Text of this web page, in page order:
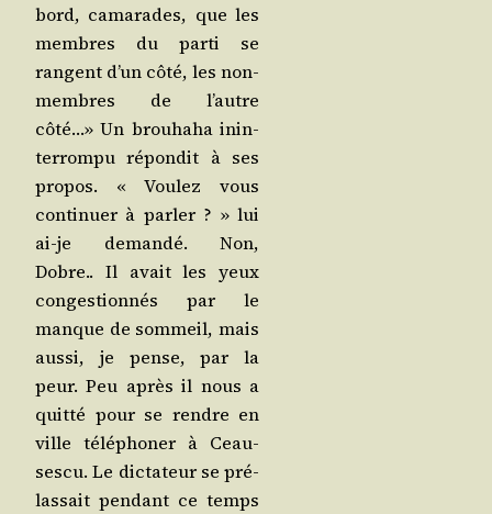
bord, cama­rades, que les
membres du par­ti se
rangent d’un côté, les non-
membres de l’autre
côté…» Un brou­ha­ha inin­
ter­rom­pu répon­dit à ses
pro­pos. « Vou­lez vous
conti­nuer à par­ler ? » lui
ai-je deman­dé. Non,
Dobre.. Il avait les yeux
conges­tion­nés par le
manque de som­meil, mais
aus­si, je pense, par la
peur. Peu après il nous a
quit­té pour se rendre en
ville télé­pho­ner à Ceau­
ses­cu. Le dic­ta­teur se pré­
las­sait pen­dant ce temps